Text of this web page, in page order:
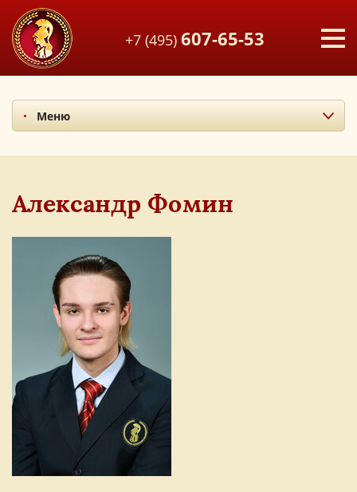
+7 (495) 607-65-53
Меню
Экскурсия по лицею
Фотоальбом
Мы в СМИ
Александр Фомин